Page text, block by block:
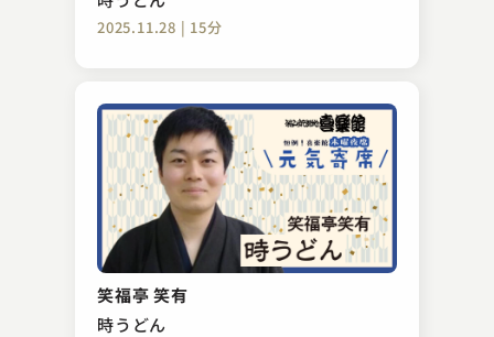
2025.11.28 | 15分
笑福亭 笑有
時うどん